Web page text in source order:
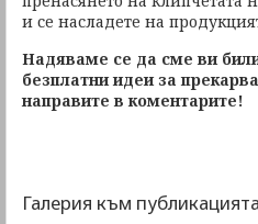
и се насладете на
Надяваме се да сме ви
безплатни идеи за
направите в коментарите!
Галерия към публикацията